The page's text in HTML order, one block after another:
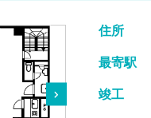
住所
最寄駅
竣工